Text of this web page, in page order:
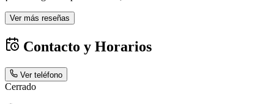
Ver más reseñas
Contacto y Horarios
Ver teléfono
Cerrado